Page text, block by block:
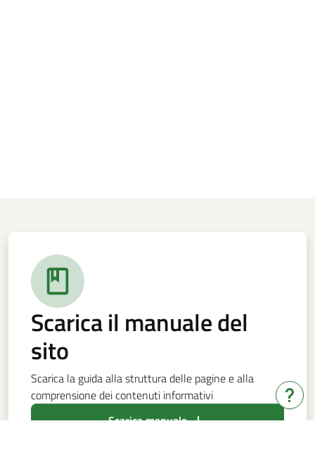
Scarica il manuale del
sito
Scarica la guida alla struttura delle pagine e alla
comprensione dei contenuti informativi
Scarica manuale
Hai